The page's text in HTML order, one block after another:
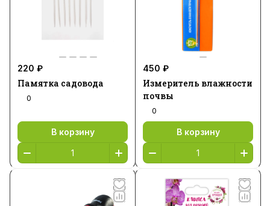
220 ₽
Памятка садовода
0
В корзину
450 ₽
Измеритель влажности
почвы
0
В корзину